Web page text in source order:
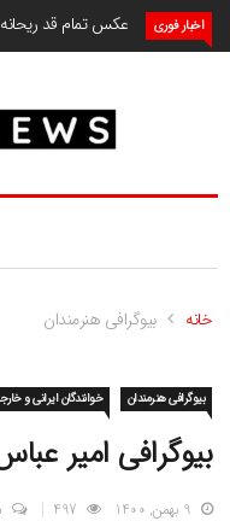
اخبار فوری عکس تمام قد
خانه بیوگرافی هنرمندان
بیوگرافی هنرمندان خوانندگان ایرانی و
بیوگرافی امیر
9 بهمن, 1400